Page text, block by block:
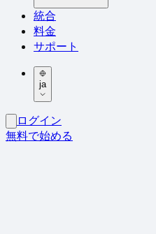
統合
料金
サポート
ja
ログイン
無料で始める